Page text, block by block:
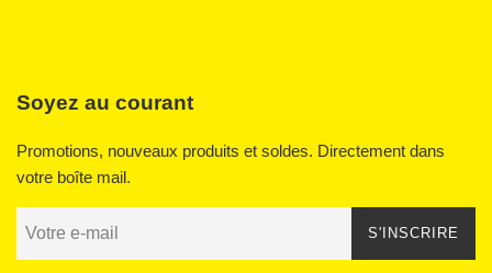
Soyez au courant
Promotions, nouveaux produits et soldes. Directement dans
votre boîte mail.
S'INSCRIRE